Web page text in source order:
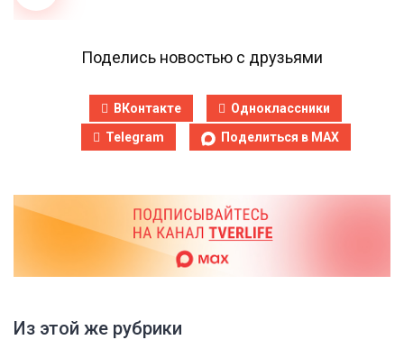
Поделись новостью с друзьями
ВКонтакте
Одноклассники
Telegram
Поделиться в MAX
Из этой же рубрики